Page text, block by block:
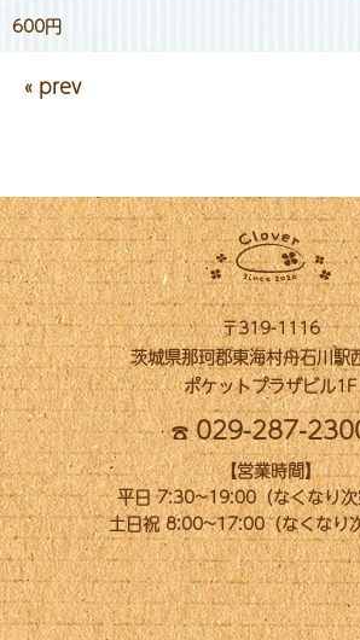
600円
« prev
〒319-1116
茨城県那珂郡東海村舟石川駅
ポケットプラザビル1F
029-287-
【営業時間】
平日 7:30~19:00（なくなり次
土日祝 8:00~17:00（なくなり